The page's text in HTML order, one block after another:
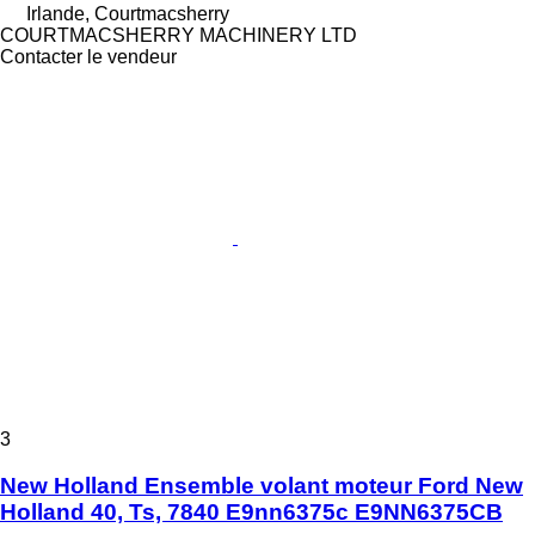
Irlande, Courtmacsherry
COURTMACSHERRY MACHINERY LTD
Contacter le vendeur
3
New Holland Ensemble volant moteur Ford New
Holland 40, Ts, 7840 E9nn6375c E9NN6375CB